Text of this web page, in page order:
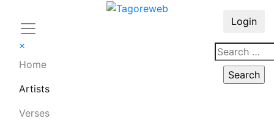
×
Home
Artists
Verses
Login